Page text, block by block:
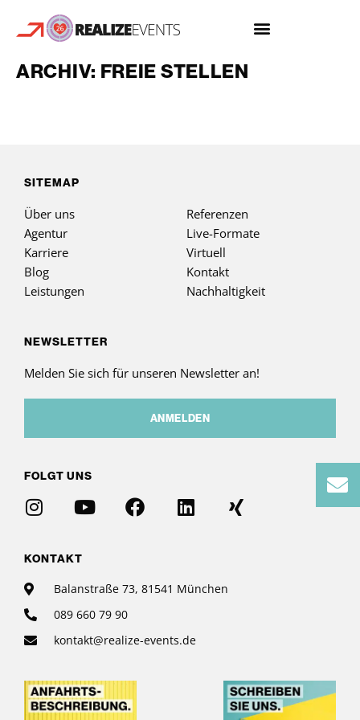
ARCHIV: FREIE STELLEN
SITEMAP
Über uns
Agentur
Karriere
Blog
Leistungen
Referenzen
Live-Formate
Virtuell
Kontakt
Nachhaltigkeit
NEWSLETTER
Melden Sie sich für unseren Newsletter an!
ANMELDEN
FOLGT UNS
KONTAKT
Balanstraße 73, 81541 München
089 660 79 90
kontakt@realize-events.de